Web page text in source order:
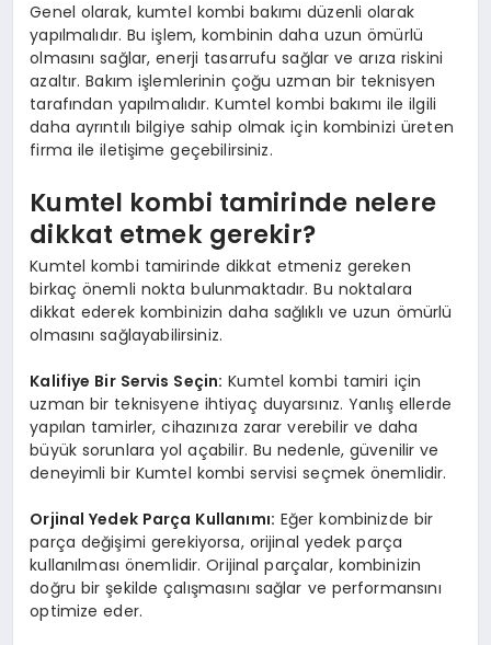
Genel olarak, kumtel kombi bakımı düzenli olarak
yapılmalıdır. Bu işlem, kombinin daha uzun ömürlü
olmasını sağlar, enerji tasarrufu sağlar ve arıza riskini
azaltır. Bakım işlemlerinin çoğu uzman bir teknisyen
tarafından yapılmalıdır. Kumtel kombi bakımı ile ilgili
daha ayrıntılı bilgiye sahip olmak için kombinizi üreten
firma ile iletişime geçebilirsiniz.
Kumtel kombi tamirinde nelere
dikkat etmek gerekir?
Kumtel kombi tamirinde dikkat etmeniz gereken
birkaç önemli nokta bulunmaktadır. Bu noktalara
dikkat ederek kombinizin daha sağlıklı ve uzun ömürlü
olmasını sağlayabilirsiniz.
Kalifiye Bir Servis Seçin: Kumtel kombi tamiri için
uzman bir teknisyene ihtiyaç duyarsınız. Yanlış ellerde
yapılan tamirler, cihazınıza zarar verebilir ve daha
büyük sorunlara yol açabilir. Bu nedenle, güvenilir ve
deneyimli bir Kumtel kombi servisi seçmek önemlidir.
Orjinal Yedek Parça Kullanımı: Eğer kombinizde bir
parça değişimi gerekiyorsa, orijinal yedek parça
kullanılması önemlidir. Orijinal parçalar, kombinizin
doğru bir şekilde çalışmasını sağlar ve performansını
optimize eder.